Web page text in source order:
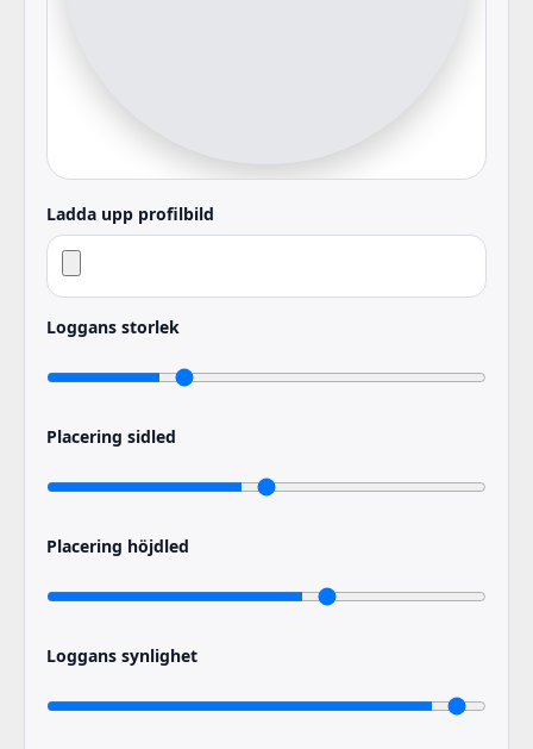
Ladda upp profilbild
Loggans storlek
Placering sidled
Placering höjdled
Loggans synlighet